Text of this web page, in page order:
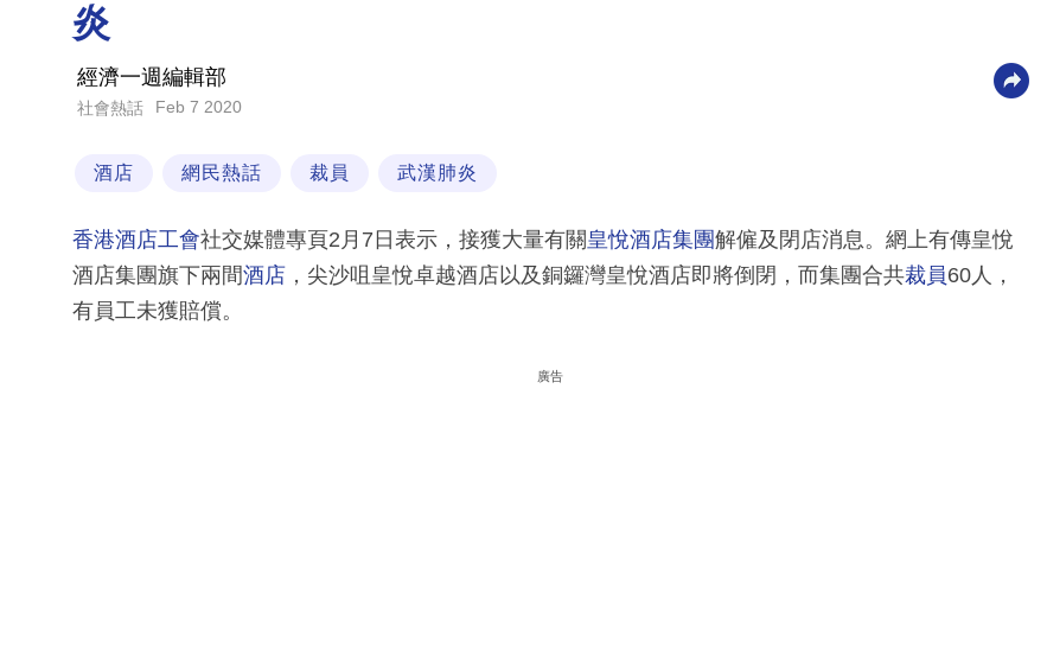
炎
經濟一週編輯部
社會熱話 Feb 7 2020
酒店 網民熱話 裁員 武漢肺炎
香港酒店工會社交媒體專頁2月7日表示，接獲大量有關皇悅酒店集團解僱及閉店消息。網上有傳皇悅
酒店集團旗下兩間酒店 ，尖沙咀皇悅卓越酒店以及銅鑼灣皇悅酒店即將倒閉，而集團合共裁員60人，
有員工未獲賠償。
廣告